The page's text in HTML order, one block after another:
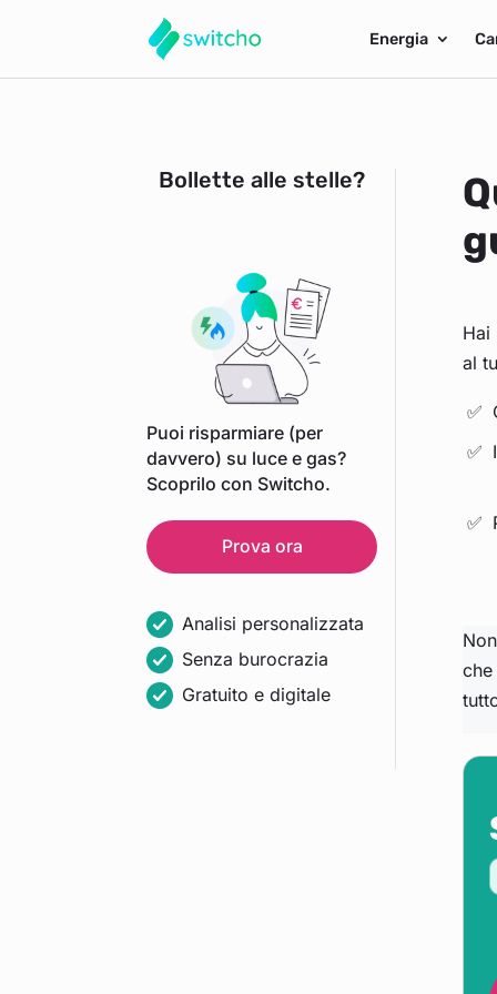
Energia
Bollette alle stelle?
Puoi risparmiare (per
davvero) su luce e gas?
Scoprilo con Switcho.
Prova ora
Analisi personalizzata
Senza burocrazia
Gratuito e digitale
Hai
al
che